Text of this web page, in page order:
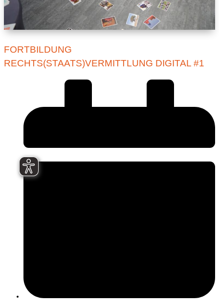
FORTBILDUNG
RECHTS(STAATS)VERMITTLUNG DIGITAL #1